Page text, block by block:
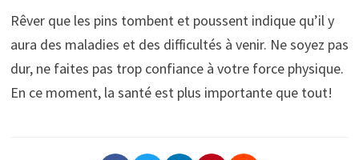
Rêver que les pins tombent et poussent indique qu’il y
aura des maladies et des difficultés à venir. Ne soyez pas
dur, ne faites pas trop confiance à votre force physique.
En ce moment, la santé est plus importante que tout!